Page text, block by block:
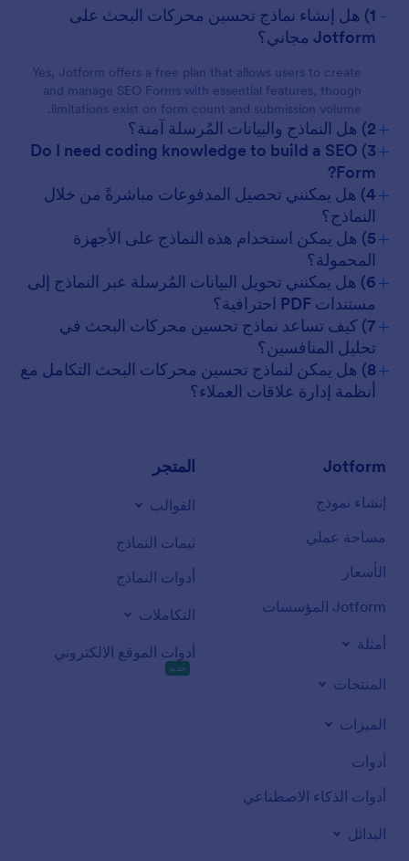
- 1) هل إنشاء نماذج تحسين محركات البحث على
Jotform مجاني؟
Yes, Jotform offers a free plan that allows users to create
and manage SEO Forms with essential features, though
limitations exist on form count and submission volume.
+2) هل النماذج والبيانات المُرسلة آمنة؟
+
3) Do I need coding knowledge to build a SEO
Form?
+
4) هل يمكنني تحصيل المدفوعات مباشرةً من خلال
النماذج؟
+
5) هل يمكن استخدام هذه النماذج على الأجهزة
المحمولة؟
+
6) هل يمكنني تحويل البيانات المُرسلة عبر النماذج إلى
مستندات PDF احترافية؟
+
7) كيف تساعد نماذج تحسين محركات البحث في
تحليل المنافسين؟
+
8) هل يمكن لنماذج تحسين محركات البحث التكامل مع
أنظمة إدارة علاقات العملاء؟
Jotform
إنشاء نموذج
مساحة عملي
الأسعار
Jotform المؤسسات
أمثلة
المنتجات
الميزات
أدوات
أدوات الذكاء الاصطناعي
البدائل
المتجر
القوالب
ثيمات النماذج
أدوات النماذج
التكاملات
أدوات الموقع الالكتروني
جديد